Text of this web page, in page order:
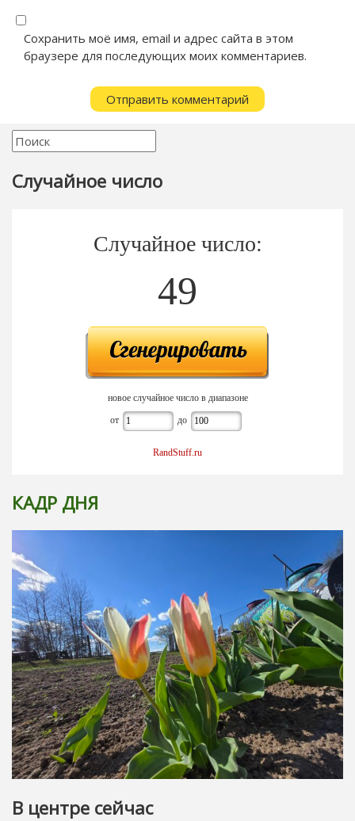
Сохранить моё имя, email и адрес сайта в этом
браузере для последующих моих комментариев.
Случайное число
Случайное число:
49
новое случайное число в диапазоне
от до
RandStuff.ru
КАДР ДНЯ
В центре сейчас